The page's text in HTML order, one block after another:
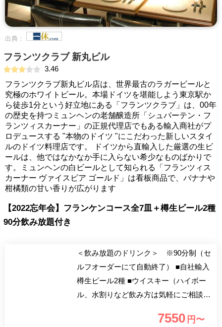
出典：
フランツクラブ 新丸ビル
3.46
フランツクラブ新丸ビル店は、世界最古のラガービールと
究極のホワイトビール。本場ドイツを堪能しよう東京駅か
ら徒歩1分という好立地にある「フランツクラブ」は、00年
の歴史を持つミュンヘンの老舗醸造所「シュパーテン・フ
ランツィスカーナー」の正規代理店でもある輸入商社がプ
ロデュースする "本物のドイツ "にこだわった新しいスタイ
ルのドイツ料理店です。 ドイツから直輸入した厳選の生ビ
ールは、他ではなかなか手に入らない希少なものばかりで
す。ミュンヘンの白ビールとして知られる「フランツィス
カーナー ヴァイスビア ゴールド」は看板商品で、バナナや
柑橘類の甘い香りが広がります
【2022忘年会】フランケンコース全7皿＋樽生ビール2種
90分飲み放題付き
＜飲み放題のドリンク＞ ※90分制（セ
ルフオーダーにて自動終了） ■自社輸入
樽生ビール2種 ■ウイスキー（ハイボー
ル、水割りなど飲み方は気軽にご相談く
ク、カシスオレンジ、モスコミュール
7550 円〜